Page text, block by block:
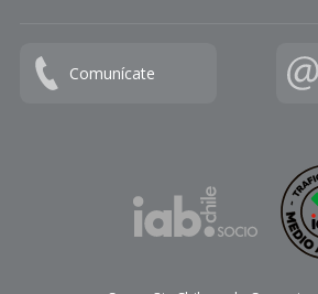
Comunícate